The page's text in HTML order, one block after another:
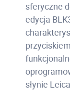
sferyczne
edycja
słynie